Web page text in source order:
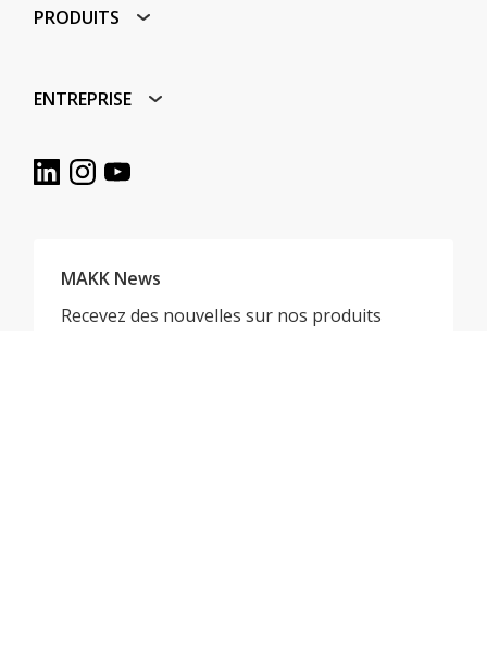
PRODUITS
ENTREPRISE
MAKK News
Recevez des nouvelles sur nos produits